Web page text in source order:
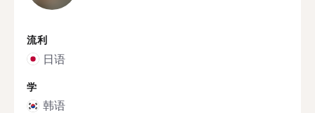
流利
日语
学
韩语